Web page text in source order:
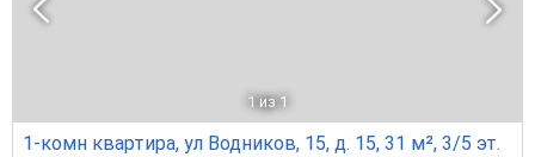
1 из 1
1-комн квартира, ул Водников, 15, д. 15, 31 м², 3/5 эт.